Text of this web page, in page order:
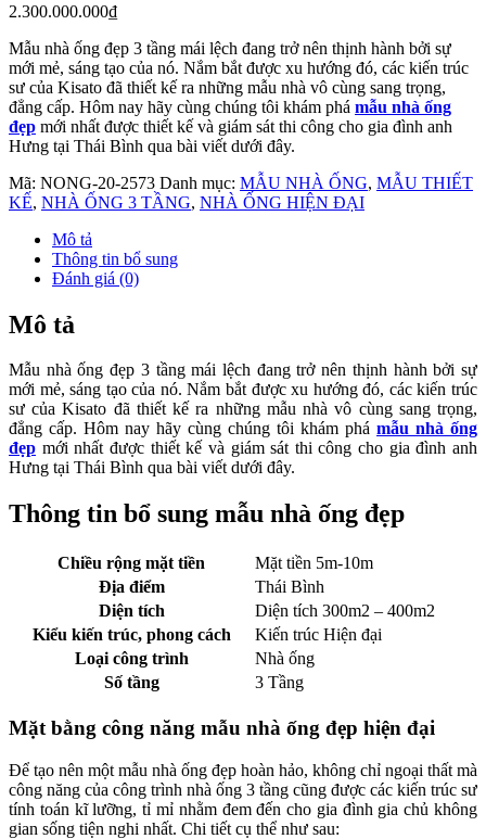
2.300.000.000₫
Mẫu nhà ống đẹp 3 tầng mái lệch đang trở nên thịnh hành bởi sự
mới mẻ, sáng tạo của nó. Nắm bắt được xu hướng đó, các kiến trúc
sư của Kisato đã thiết kế ra những mẫu nhà vô cùng sang trọng,
đẳng cấp. Hôm nay hãy cùng chúng tôi khám phá mẫu nhà ống
đẹp mới nhất được thiết kế và giám sát thi công cho gia đình anh
Hưng tại Thái Bình qua bài viết dưới đây.
Mã: NONG-20-2573 Danh mục: MẪU NHÀ ỐNG, MẪU THIẾT
KẾ, NHÀ ỐNG 3 TẦNG, NHÀ ỐNG HIỆN ĐẠI
Mô tả
Thông tin bổ sung
Đánh giá (0)
Mô tả
Mẫu nhà ống đẹp 3 tầng mái lệch đang trở nên thịnh hành bởi sự
mới mẻ, sáng tạo của nó. Nắm bắt được xu hướng đó, các kiến trúc
sư của Kisato đã thiết kế ra những mẫu nhà vô cùng sang trọng,
đẳng cấp. Hôm nay hãy cùng chúng tôi khám phá mẫu nhà ống
đẹp mới nhất được thiết kế và giám sát thi công cho gia đình anh
Hưng tại Thái Bình qua bài viết dưới đây.
Thông tin bổ sung mẫu nhà ống đẹp
Chiều rộng mặt tiền
Mặt tiền 5m-10m
Địa điểm
Thái Bình
Diện tích
Diện tích 300m2 – 400m2
Kiểu kiến trúc, phong cách
Kiến trúc Hiện đại
Loại công trình
Nhà ống
Số tầng
3 Tầng
Mặt bằng công năng mẫu nhà ống đẹp hiện đại
Để tạo nên một mẫu nhà ống đẹp hoàn hảo, không chỉ ngoại thất mà
công năng của công trình nhà ống 3 tầng cũng được các kiến trúc sư
tính toán kĩ lưỡng, tỉ mỉ nhằm đem đến cho gia đình gia chủ không
gian sống tiện nghi nhất. Chi tiết cụ thể như sau: